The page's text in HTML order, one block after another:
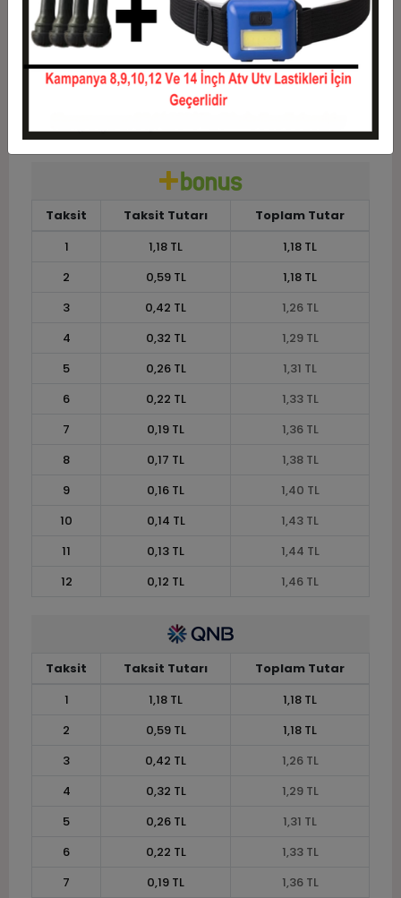
8
0,17 TL
1,38 TL
9
1,40 TL
10
0,14 TL
1,43 TL
0,13 TL
12
0,12 TL 1,46 TL
Taksit Taksit Tutarı
Toplam Tutar
1
1,18 TL
1,18 TL
2
0,59 TL
1,18 TL
3
0,42 TL
1,26 TL
4
0,32 TL
1,29 TL
5
0,26 TL
1,31 TL
6
0,22 TL
1,33 TL
7
0,19 TL
1,36 TL
8
0,17 TL
1,38 TL
9
0,16 TL
1,40 TL
10
0,14 TL
1,43 TL
11
0,13 TL
1,44 TL
12
0,12 TL 1,46 TL
Taksit Taksit Tutarı
Toplam Tutar
1
1,18 TL
1,18 TL
2
0,59 TL
1,18 TL
3
0,42 TL
1,26 TL
4
0,32 TL
1,29 TL
5
0,26 TL
1,31 TL
6
0,22 TL
1,33 TL
7
0,19 TL 1,36 TL